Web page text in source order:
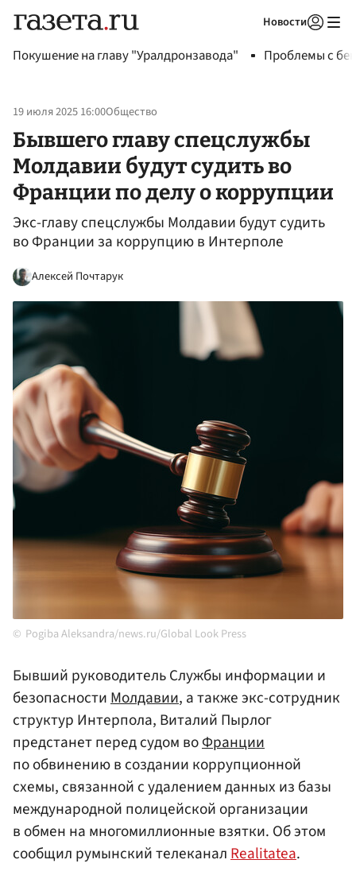
Новости
Покушение на главу "Уралдронзавода" Проблемы с
19 июля 2025 16:00Общество
Бывшего главу спецслужбы
Молдавии будут судить во
Франции по делу о коррупции
Экс-главу спецслужбы Молдавии будут судить
во Франции за коррупцию в Интерполе
Алексей Почтарук
Pogiba Aleksandra/news.ru/Global Look Press
Бывший руководитель Службы информации и
безопасностиМолдавии, а также экс-сотрудник
структур Интерпола, Виталий Пырлог
предстанет перед судом воФранции
по обвинению в создании коррупционной
схемы, связанной с удалением данных из базы
международной полицейской организации
в обмен на многомиллионные взятки. Об этом
сообщил румынский телеканалRealitatea.